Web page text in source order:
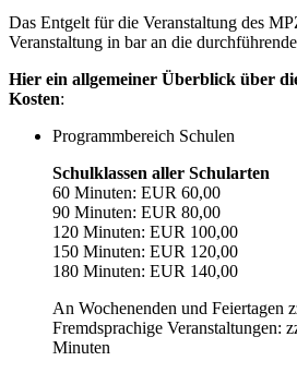
Das Entgelt für die Veranstaltung des
Veranstaltung in bar an die
Hier ein allgemeiner Überblick über
Kosten:
Programmbereich Schulen
Schulklassen aller Schularten
60 Minuten: EUR 60,00
90 Minuten: EUR 80,00
120 Minuten: EUR 100,00
150 Minuten: EUR 120,00
180 Minuten: EUR 140,00
An Wochenenden und Feiertagen
Fremdsprachige Veranstaltungen:
Minuten